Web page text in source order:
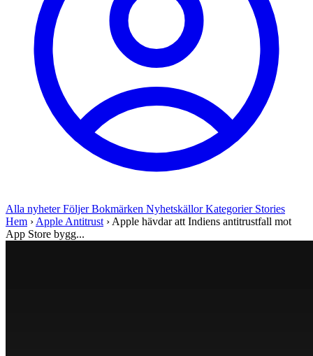
Alla nyheterFöljerBokmärken NyhetskällorKategorier Stories
Hem › Apple Antitrust › Apple hävdar att Indiens antitrustfall mot
App Store bygg...